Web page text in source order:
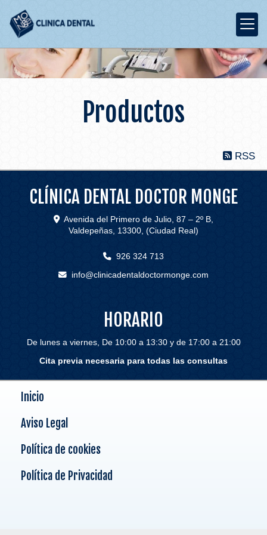
Productos
RSS
CLÍNICA DENTAL DOCTOR MONGE
Avenida del Primero de Julio, 87 – 2º B,
Valdepeñas, 13300, (Ciudad Real)
926 324 713
info clinicadentaldoctormonge.com
HORARIO
De lunes a viernes, De 10:00 a 13:30 y de 17:00 a 21:00
Cita previa necesaria para todas las consultas
Inicio
Aviso Legal
Política de cookies
Política de Privacidad